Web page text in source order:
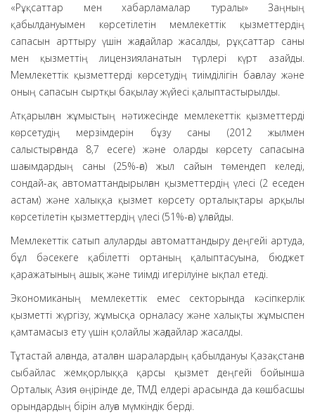
«Рұқсаттар мен хабарламалар туралы» Заңның
қабылдануымен көрсетілетін мемлекеттік қызметтердің
сапасын арттыру үшін жағдайлар жасалды, рұқсаттар саны
мен қызметтің лицензияланатын түрлері күрт азайды.
Мемлекеттік қызметтерді көрсетудің тиімділігін бағалау және
оның сапасын сыртқы бақылау жүйесі қалыптастырылды.
Атқарылған жұмыстың нәтижесінде мемлекеттік қызметтерді
көрсетудің мерзімдерін бұзу саны (2012 жылмен
салыстырғанда 8,7 есеге) және оларды көрсету сапасына
шағымдардың саны (25%-ға) жыл сайын төмендеп келеді,
сондай-ақ автоматтандырылған қызметтердің үлесі (2 еседен
астам) және халыққа қызмет көрсету орталықтары арқылы
көрсетілетін қызметтердің үлесі (51%-ға) ұлғайды.
Мемлекеттік сатып алуларды автоматтандыру деңгейі артуда,
бұл бәсекеге қабілетті ортаның қалыптасуына, бюджет
қаражатының ашық және тиімді игерілуіне ықпал етеді.
Экономиканың мемлекеттік емес секторында кәсіпкерлік
қызметті жүргізу, жұмысқа орналасу және халықты жұмыспен
қамтамасыз ету үшін қолайлы жағдайлар жасалды.
Тұтастай алғанда, аталған шаралардың қабылдануы Қазақстанға
сыбайлас жемқорлыққа қарсы қызмет деңгейі бойынша
Орталық Азия өңірінде де, ТМД елдері арасында да көшбасшы
орындардың бірін алуға мүмкіндік берді.